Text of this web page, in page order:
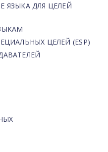
ЯЗЫКА ДЛЯ ЦЕЛЕЙ
ЦЕЛЕЙ (ESP)